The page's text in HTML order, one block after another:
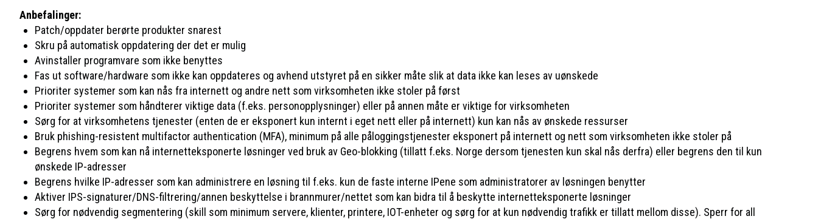
Anbefalinger:
Patch/oppdater berørte produkter snarest
Skru på automatisk oppdatering der det er mulig
Avinstaller programvare som ikke benyttes
Fas ut software/hardware som ikke kan oppdateres og avhend utstyret på en sikker måte slik at data ikke kan leses av uønskede
Prioriter systemer som kan nås fra internett og andre nett som virksomheten ikke stoler på først
Prioriter systemer som håndterer viktige data (f.eks. personopplysninger) eller på annen måte er viktige for virksomheten
Sørg for at virksomhetens tjenester (enten de er eksponert kun internt i eget nett eller på internett) kun kan nås av ønskede ressurser
Bruk phishing-resistent multifactor authentication (MFA), minimum på alle påloggingstjenester eksponert på internett og nett som virksomheten ikke stoler på
Begrens hvem som kan nå internetteksponerte løsninger ved bruk av Geo-blokking (tillatt f.eks. Norge dersom tjenesten kun skal nås derfra) eller begrens den til kun
ønskede IP-adresser
Begrens hvilke IP-adresser som kan administrere en løsning til f.eks. kun de faste interne IPene som administratorer av løsningen benytter
Aktiver IPS-signaturer/DNS-filtrering/annen beskyttelse i brannmurer/nettet som kan bidra til å beskytte internetteksponerte løsninger
Sørg for nødvendig segmentering (skill som minimum servere, klienter, printere, IOT-enheter og sørg for at kun nødvendig trafikk er tillatt mellom disse). Sperr for all